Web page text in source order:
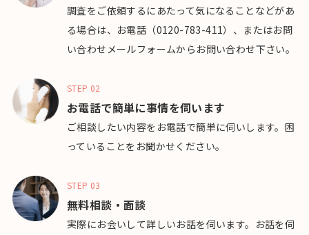
調査をご依頼するにあたって気になることなどがあ
る場合は、お電話（0120-783-411）、またはお問
い合わせメールフォームからお問い合わせ下さい。
STEP 02
お電話で簡単に事情を伺います
ご相談したい内容をお電話で簡単に伺いします。困
っていることをお聞かせください。
STEP 03
無料相談・面談
実際にお会いして詳しいお話を伺います。お話を伺